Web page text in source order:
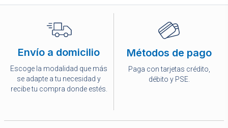
Envío a domicilio
Escoge la modalidad que más
se adapte a tu necesidad y
recibe tu compra donde estés.
Métodos de pago
Paga con tarjetas crédito,
débito y PSE.